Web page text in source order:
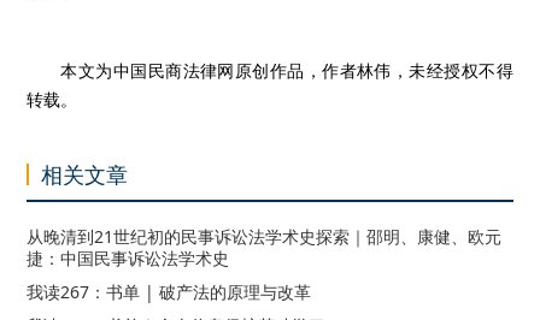
本文为中国民商法律网原创作品，作者林伟，未经授权不得
转载。
相关文章
从晚清到21世纪初的民事诉讼法学术史探索｜邵明、康健、欧元
捷：中国民事诉讼法学术史
我读267：书单 | 破产法的原理与改革